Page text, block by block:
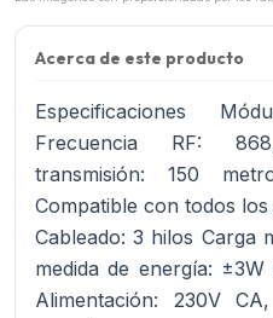
Acerca de este producto
Especificaciones
Frecuencia RF:
transmisión: 150
Compatible con todos
Cableado: 3 hilos Carga
medida de energía:
Alimentación: 230V